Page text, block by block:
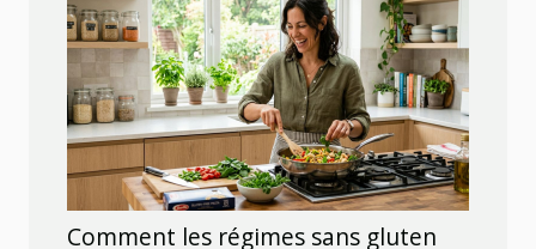
Comment les régimes sans gluten